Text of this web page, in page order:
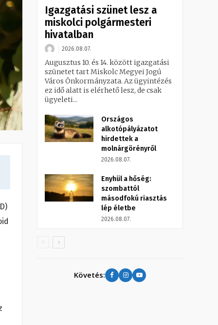
Igazgatási szünet lesz a
miskolci polgármesteri
hivatalban
2026.08.07.
Augusztus 10. és 14. között igazgatási
szünetet tart Miskolc Megyei Jogú
Város Önkormányzata. Az ügyintézés
ez idő alatt is elérhető lesz, de csak
ügyeleti...
Országos
alkotópályázatot
hirdettek a
molnárgörényről
2026.08.07.
Enyhül a hőség:
szombattól
másodfokú riasztás
lép életbe
2026.08.07.
Követés: